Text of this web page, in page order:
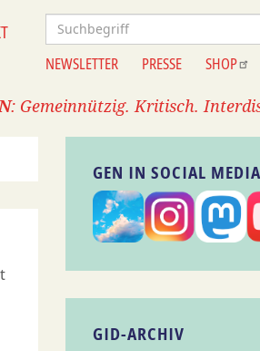
Suche
Information
NEWSLETTER PRESSE SHOP
: Gemeinnützig. Kritisch.
GEN IN SOCIAL MEDIA
GID-ARCHIV